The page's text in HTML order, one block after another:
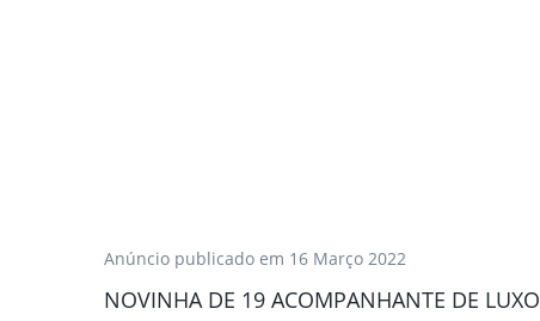
Anúncio publicado em 16 Março 2022
NOVINHA DE 19 ACOMPANHANTE DE LUXO